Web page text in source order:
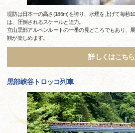
堤防は日本一の高さ(186m)を誇り、水煙を上げて毎秒
は、圧倒されるスケールと迫力。
立山黒部アルペンルートの一番の見どころでもあり、
観が楽しめます。
詳しくはこちら
黒部峡谷トロッコ列車